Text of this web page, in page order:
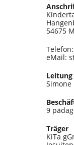
54675
eMail:
Leitung
Simone
9
Träger
KiTa